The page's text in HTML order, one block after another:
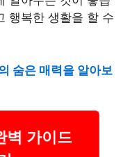
행복한 생활을 할 수
숨은 매력을 알아보
가이드